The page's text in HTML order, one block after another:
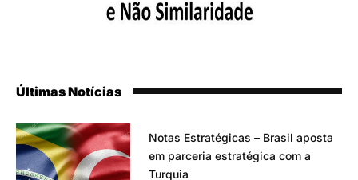
Últimas Notícias
Notas Estratégicas – Brasil aposta
em parceria estratégica com a
Turquia